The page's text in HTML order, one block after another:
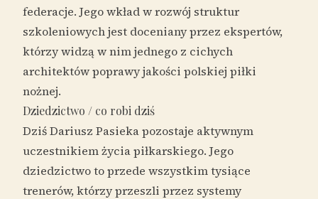
federacje. Jego wkład w rozwój struktur
szkoleniowych jest doceniany przez ekspertów,
którzy widzą w nim jednego z cichych
architektów poprawy jakości polskiej piłki
nożnej.
Dziedzictwo / co robi dziś
Dziś Dariusz Pasieka pozostaje aktywnym
uczestnikiem życia piłkarskiego. Jego
dziedzictwo to przede wszystkim tysiące
trenerów, którzy przeszli przez systemy